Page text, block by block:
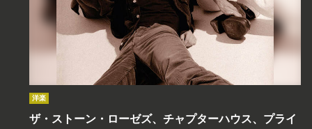
洋楽
ザ・ストーン・ローゼズ、チャプターハウス、プライ